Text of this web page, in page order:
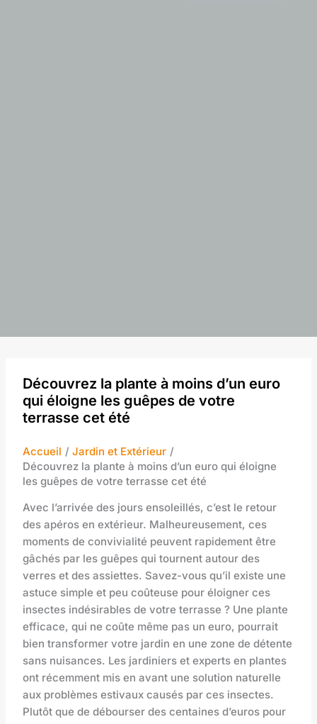
Découvrez la plante à moins d’un euro
qui éloigne les guêpes de votre
terrasse cet été
Accueil
Jardin et Extérieur
Découvrez la plante à moins d’un euro qui éloigne
les guêpes de votre terrasse cet été
Avec l’arrivée des jours ensoleillés, c’est le retour
des apéros en extérieur. Malheureusement, ces
moments de convivialité peuvent rapidement être
gâchés par les guêpes qui tournent autour des
verres et des assiettes. Savez-vous qu’il existe une
astuce simple et peu coûteuse pour éloigner ces
insectes indésirables de votre terrasse ? Une plante
efficace, qui ne coûte même pas un euro, pourrait
bien transformer votre jardin en une zone de détente
sans nuisances. Les jardiniers et experts en plantes
ont récemment mis en avant une solution naturelle
aux problèmes estivaux causés par ces insectes.
Plutôt que de débourser des centaines d’euros pour